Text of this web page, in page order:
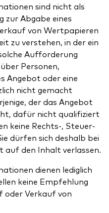
sind nicht als
Abgabe eines
von Wertpapieren
zu verstehen, in der ein
Aufforderung
Personen,
Angebot oder eine
nicht gemacht
der das Angebot
dafür nicht qualifiziert
keine Rechts-, Steuer-
dürfen sich deshalb bei
auf den Inhalt verlassen.
dienen lediglich
keine Empfehlung
oder Verkauf von